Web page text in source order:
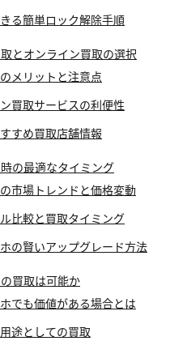
る簡単ロック解除手順
とオンライン買取の選択
メリットと注意点
買取サービスの利便性
すめ買取店舗情報
の最適なタイミング
市場トレンドと価格変動
比較と買取タイミング
の賢いアップグレード方法
買取は可能か
でも価値がある場合とは
途としての買取